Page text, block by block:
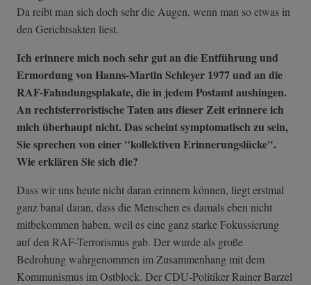
Da reibt man sich doch sehr die Augen, wenn man so etwas in
den Gerichtsakten liest.
Ich erinnere mich noch sehr gut an die Entführung und
Ermordung von Hanns-Martin Schleyer 1977 und an die
RAF-Fahndungsplakate, die in jedem Postamt aushingen.
An rechtsterroristische Taten aus dieser Zeit erinnere ich
mich überhaupt nicht. Das scheint symptomatisch zu sein,
Sie sprechen von einer "kollektiven Erinnerungslücke".
Wie erklären Sie sich die?
Dass wir uns heute nicht daran erinnern können, liegt erstmal
ganz banal daran, dass die Menschen es damals eben nicht
mitbekommen haben, weil es eine ganz starke Fokussierung
auf den RAF-Terrorismus gab. Der wurde als große
Bedrohung wahrgenommen im Zusammenhang mit dem
Kommunismus im Ostblock. Der CDU-Politiker Rainer Barzel